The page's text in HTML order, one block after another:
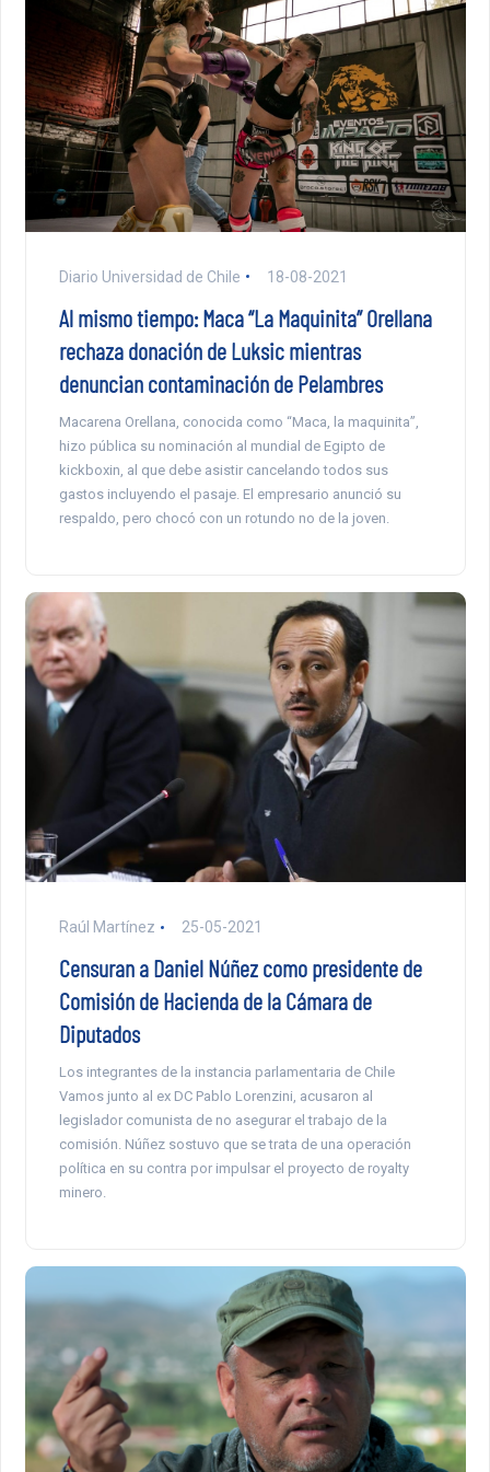
Diario Universidad de Chile 18-08-2021
Al mismo tiempo: Maca “La Maquinita” Orellana
rechaza donación de Luksic mientras
denuncian contaminación de Pelambres
Macarena Orellana, conocida como “Maca, la maquinita”,
hizo pública su nominación al mundial de Egipto de
kickboxin, al que debe asistir cancelando todos sus
gastos incluyendo el pasaje. El empresario anunció su
respaldo, pero chocó con un rotundo no de la joven.
Raúl Martínez 25-05-2021
Censuran a Daniel Núñez como presidente de
Comisión de Hacienda de la Cámara de
Diputados
Los integrantes de la instancia parlamentaria de Chile
Vamos junto al ex DC Pablo Lorenzini, acusaron al
legislador comunista de no asegurar el trabajo de la
comisión. Núñez sostuvo que se trata de una operación
política en su contra por impulsar el proyecto de royalty
minero.